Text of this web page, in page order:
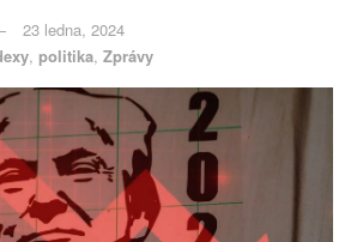
23 ledna, 2024
, politika, Zprávy